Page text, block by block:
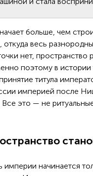
больше, чем
откуда весь
нет, пространство
поэтому в истории
титула
империей после
это — не
начинается